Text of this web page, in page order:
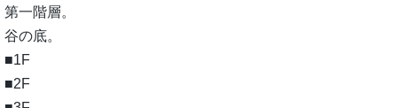
第一階層。
谷の底。
■1F
■2F